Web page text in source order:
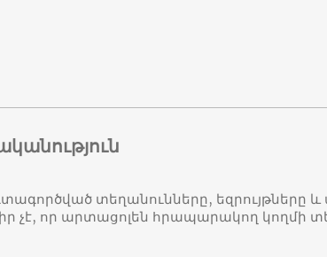
տեղանունները,
չէ, որ արտացոլեն հրապարակող կողմի